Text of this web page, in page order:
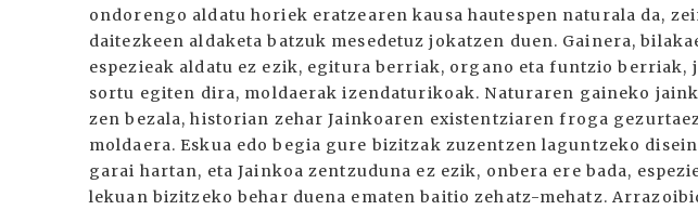
ondorengo aldatu horiek eratzearen kausa hautespen naturala da,
daitezkeen aldaketa batzuk mesedetuz jokatzen duen. Gainera,
espezieak aldatu ez ezik, egitura berriak, organo eta funtzio berriak,
sortu egiten dira, moldaerak izendaturikoak. Naturaren gaineko
zen bezala, historian zehar Jainkoaren existentziaren froga
moldaera. Eskua edo begia gure bizitzak zuzentzen laguntzeko
garai hartan, eta Jainkoa zentzuduna ez ezik, onbera ere bada,
lekuan bizitzeko behar duena ematen baitio zehatz-mehatz.